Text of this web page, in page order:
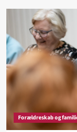
Hvad
er
bag
en
tidløs
Forældreskab og